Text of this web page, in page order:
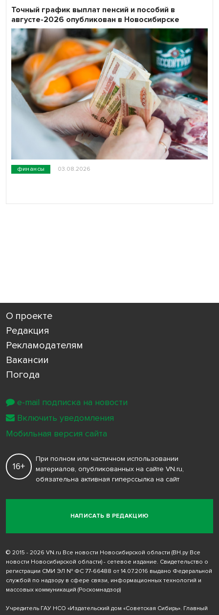
финансы 03.08.2026
Точный график выплат пенсий и пособий в
августе-2026 опубликован в Новосибирске
О проекте
Редакция
Рекламодателям
Вакансии
Погода
НАПИСАТЬ В РЕДАКЦИЮ
16+
При полном или частичном использовании
материалов, опубликованных на сайте VN.ru,
обязательна активная гиперссылка на сайт
© 2015 - 2026 VN.ru Все новости Новосибирской области (ВН.ру Все
новости Новосибирской области) - сетевое издание. Свидетельство о
регистрации СМИ ЭЛ № ФС 77-66488 от 14.07.2016 выдано Федеральной
службой по надзору в сфере связи, информационных технологий и
массовых коммуникаций (Роскомнадзор)
Учредитель ГАУ НСО «Издательский дом «Советская Сибирь». Главный
e-mail подписка на новости
Включить уведомления
Мобильная версия сайта